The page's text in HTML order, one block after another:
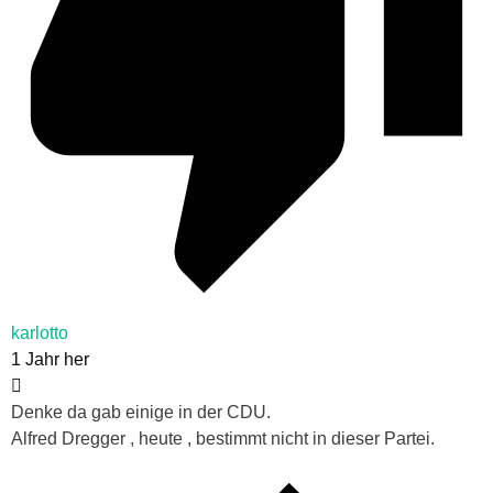
karlotto
1 Jahr her
Denke da gab einige in der CDU.
Alfred Dregger , heute , bestimmt nicht in dieser Partei.